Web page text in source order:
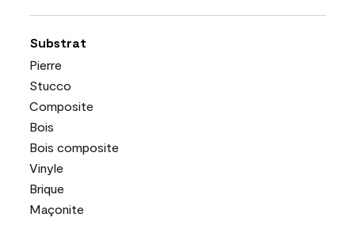
Substrat
Pierre
Stucco
Composite
Bois
Bois composite
Vinyle
Brique
Maçonite